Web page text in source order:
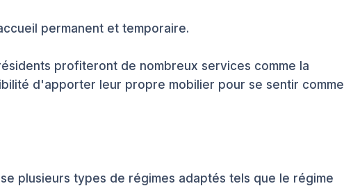
permanent et temporaire.
profiteront de nombreux services comme la
d'apporter leur propre mobilier pour se sentir comme
plusieurs types de régimes adaptés tels que le régime